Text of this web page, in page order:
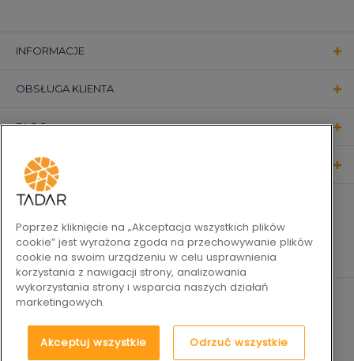
INFORMACJE
OBSŁUGA KLIENTA
BLOG
KONTAKT
Poprzez kliknięcie na „Akceptacja wszystkich plików
cookie” jest wyrażona zgoda na przechowywanie plików
cookie na swoim urządzeniu w celu usprawnienia
korzystania z nawigacji strony, analizowania
wykorzystania strony i wsparcia naszych działań
marketingowych.
Akceptuj wszystkie Odrzuć wszystkie